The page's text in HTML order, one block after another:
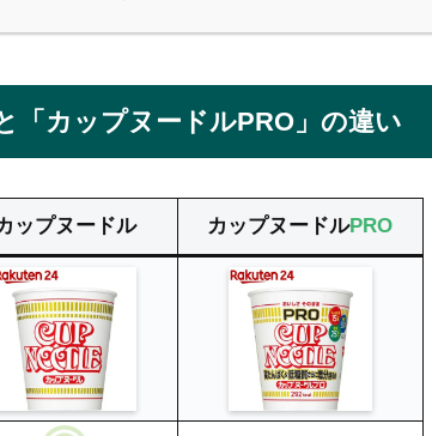
「カップヌードルPRO」の違い
ップヌードル カップヌードルPRO